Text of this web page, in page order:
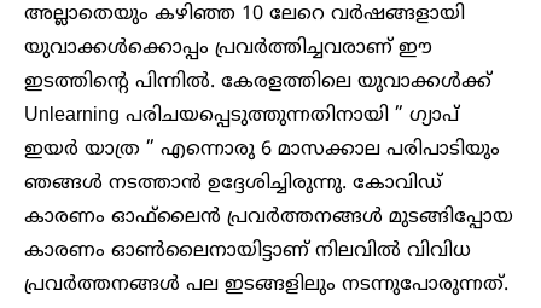
അല്ലാതെയും കഴിഞ്ഞ 10 ലേറെ വർഷങ്ങളായി
യുവാക്കൾക്കൊപ്പം പ്രവർത്തിച്ചവരാണ് ഈ
ഇടത്തിന്റെ പിന്നിൽ. കേരളത്തിലെ യുവാക്കൾക്ക്
Unlearning പരിചയപ്പെടുത്തുന്നതിനായി ” ഗ്യാപ്
ഇയർ യാത്ര ” എന്നൊരു 6 മാസക്കാല പരിപാടിയും
ഞങ്ങൾ നടത്താൻ ഉദ്ദേശിച്ചിരുന്നു. കോവിഡ്
കാരണം ഓഫ്‌ലൈൻ പ്രവർത്തനങ്ങൾ മുടങ്ങിപ്പോയ
കാരണം ഓൺലൈനായിട്ടാണ് നിലവിൽ വിവിധ
പ്രവർത്തനങ്ങൾ പല ഇടങ്ങളിലും നടന്നുപോരുന്നത്.